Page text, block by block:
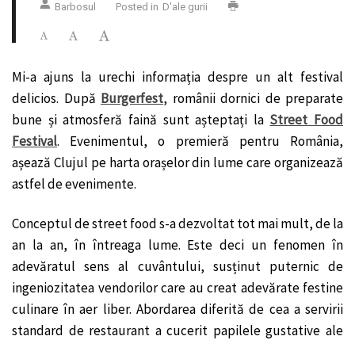
Barbosul Posted in D'ale gurii
Mi-a ajuns la urechi informația despre un alt festival
delicios. După Burgerfest, românii dornici de preparate
bune și atmosferă faină sunt așteptați la Street Food
Festival. Evenimentul, o premieră pentru România,
așează Clujul pe harta orașelor din lume care organizează
astfel de evenimente.
Conceptul de street food s-a dezvoltat tot mai mult, de la
an la an, în întreaga lume. Este deci un fenomen în
adevăratul sens al cuvântului, susținut puternic de
ingeniozitatea vendorilor care au creat adevărate festine
culinare în aer liber. Abordarea diferită de cea a servirii
standard de restaurant a cucerit papilele gustative ale